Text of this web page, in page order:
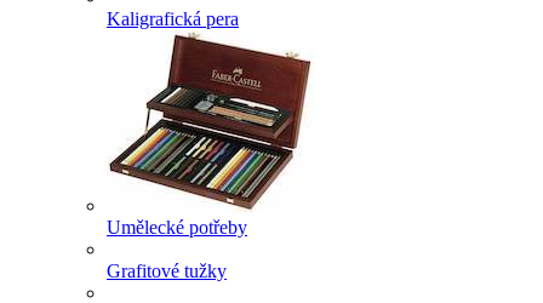
Kaligrafická pera
Umělecké potřeby
Grafitové tužky